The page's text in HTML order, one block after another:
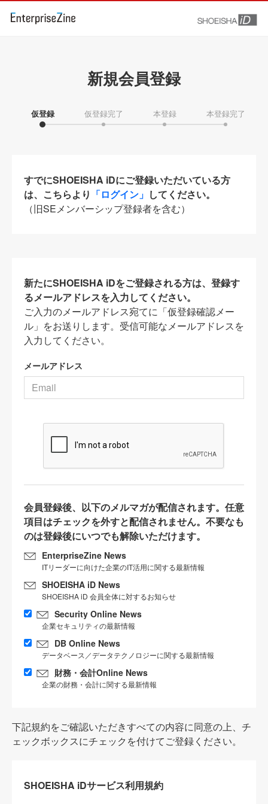
新規会員登録
仮登録 仮登録完了 本登録 本登録完了
すでにSHOEISHA iDにご登録いただいている方
は、こちらより 「ログイン」 してください。
（旧SEメンバーシップ登録者を含む）
新たにSHOEISHA iDをご登録される方は、登録す
るメールアドレスを入力してください。
ご入力のメールアドレス宛てに「仮登録確認メー
ル」をお送りします。受信可能なメールアドレスを
入力してください。
メールアドレス
会員登録後、以下のメルマガが配信されます。任意
項目はチェックを外すと配信されません。不要なも
のは登録後にいつでも解除いただけます。
EnterpriseZine News
ITリーダーに向けた企業のIT活用に関する最新情報
SHOEISHA iD News
SHOEISHA iD 会員全体に対するお知らせ
Security Online News
企業セキュリティの最新情報
DB Online News
データベース／データテクノロジーに関する最新情報
財務・会計Online News
企業の財務・会計に関する最新情報
下記規約をご確認いただきすべての内容に同意の上、チ
ェックボックスにチェックを付けてご登録ください。
SHOEISHA iDサービス利用規約